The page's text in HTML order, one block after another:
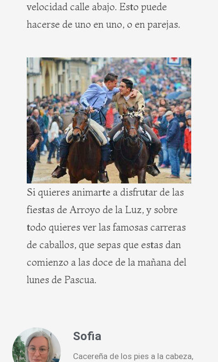
velocidad calle abajo. Esto puede
hacerse de uno en uno, o en parejas.
Si quieres animarte a disfrutar de las
fiestas de Arroyo de la Luz, y sobre
todo quieres ver las famosas carreras
de caballos, que sepas que estas dan
comienzo a las doce de la mañana del
lunes de Pascua.
Sofia
Cacereña de los pies a la cabeza,